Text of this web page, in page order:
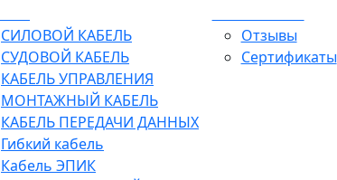
СИЛОВОЙ КАБЕЛЬ
СУДОВОЙ КАБЕЛЬ
КАБЕЛЬ УПРАВЛЕНИЯ
МОНТАЖНЫЙ КАБЕЛЬ
КАБЕЛЬ ПЕРЕДАЧИ ДАННЫХ
Гибкий кабель
Кабель ЭПИК
Отзывы
Сертификаты